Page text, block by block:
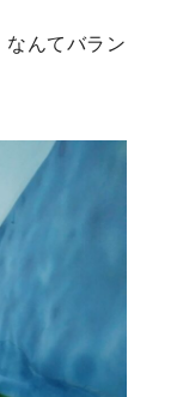
なんてバラン